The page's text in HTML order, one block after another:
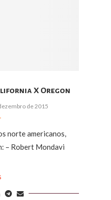
X Oregon
de 2015
norte americanos,
– Robert Mondavi